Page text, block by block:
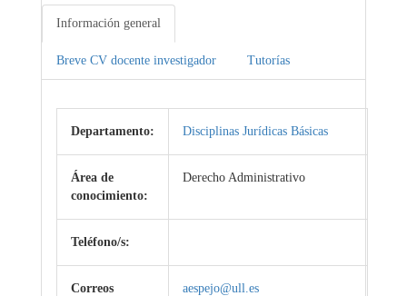
Información general
Breve CV docente investigador Tutorías
Departamento: Disciplinas Jurídicas Básicas
Área de
conocimiento:
Derecho Administrativo
Teléfono/s:
Correos
aespejo@ull.es